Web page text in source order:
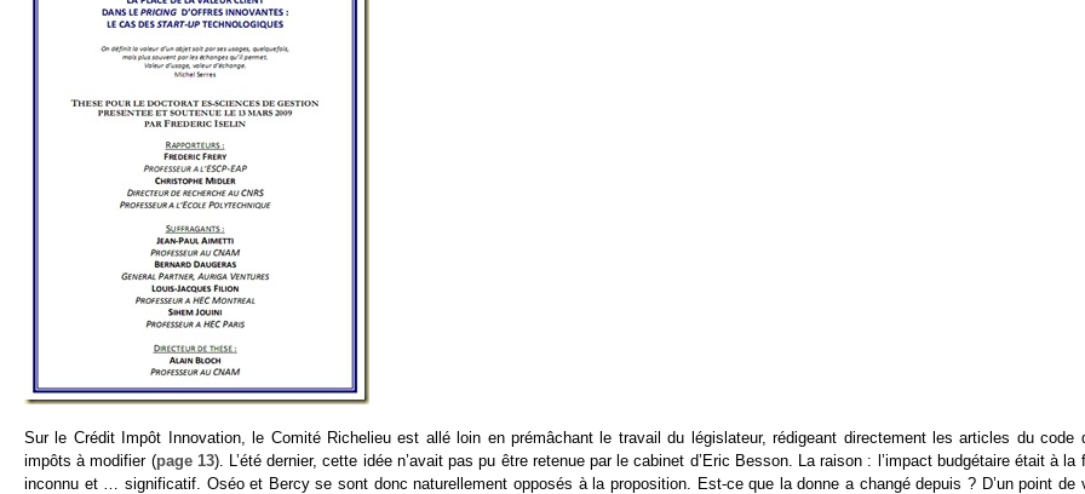
Sur le Crédit Impôt Innovation, le Comité Richelieu est allé loin en prémâchant le travail du législateur, rédigeant directement les articles du code
impôts à modifier (page 13). L’été dernier, cette idée n’avait pas pu être retenue par le cabinet d’Eric Besson. La raison : l’impact budgétaire était à la
inconnu et … significatif. Oséo et Bercy se sont donc naturellement opposés à la proposition. Est-ce que la donne a changé depuis ? D’un point de